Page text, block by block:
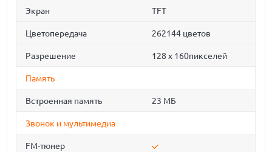
Экран TFT
Цветопередача 262144 цветов
Разрешение 128 x 160пикселей
Память
Встроенная память 23 МБ
Звонок и мультимедиа
FM-тюнер